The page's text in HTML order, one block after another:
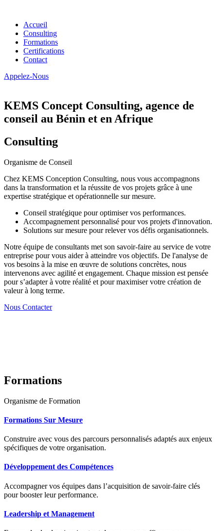
Accueil
Consulting
Formations
Certifications
Contact
Appelez-Nous
KEMS Concept Consulting, agence de
conseil au Bénin et en Afrique
Consulting
Organisme de Conseil
Chez KEMS Conception Consulting, nous vous accompagnons
dans la transformation et la réussite de vos projets grâce à une
expertise stratégique et opérationnelle sur mesure.
Conseil stratégique pour optimiser vos performances.
Accompagnement personnalisé pour vos projets d'innovation.
Solutions sur mesure pour relever vos défis organisationnels.
Notre équipe de consultants met son savoir-faire au service de votre
entreprise pour vous aider à atteindre vos objectifs. De l'analyse de
vos besoins à la mise en œuvre de solutions concrètes, nous
intervenons avec agilité et engagement. Chaque mission est pensée
pour s’adapter à votre réalité et pour maximiser votre création de
valeur à long terme.
Nous Contacter
Formations
Organisme de Formation
Formations Sur Mesure
Construire avec vous des parcours personnalisés adaptés aux enjeux
spécifiques de votre organisation.
Développement des Compétences
Accompagner vos équipes dans l’acquisition de savoir-faire clés
pour booster leur performance.
Leadership et Management